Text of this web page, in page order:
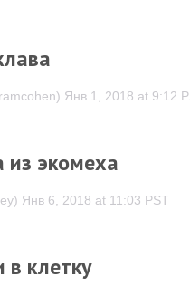
Янв 1, 2018 at 9:12
экомеха
Янв 6, 2018 at 11:03 PST
клетку